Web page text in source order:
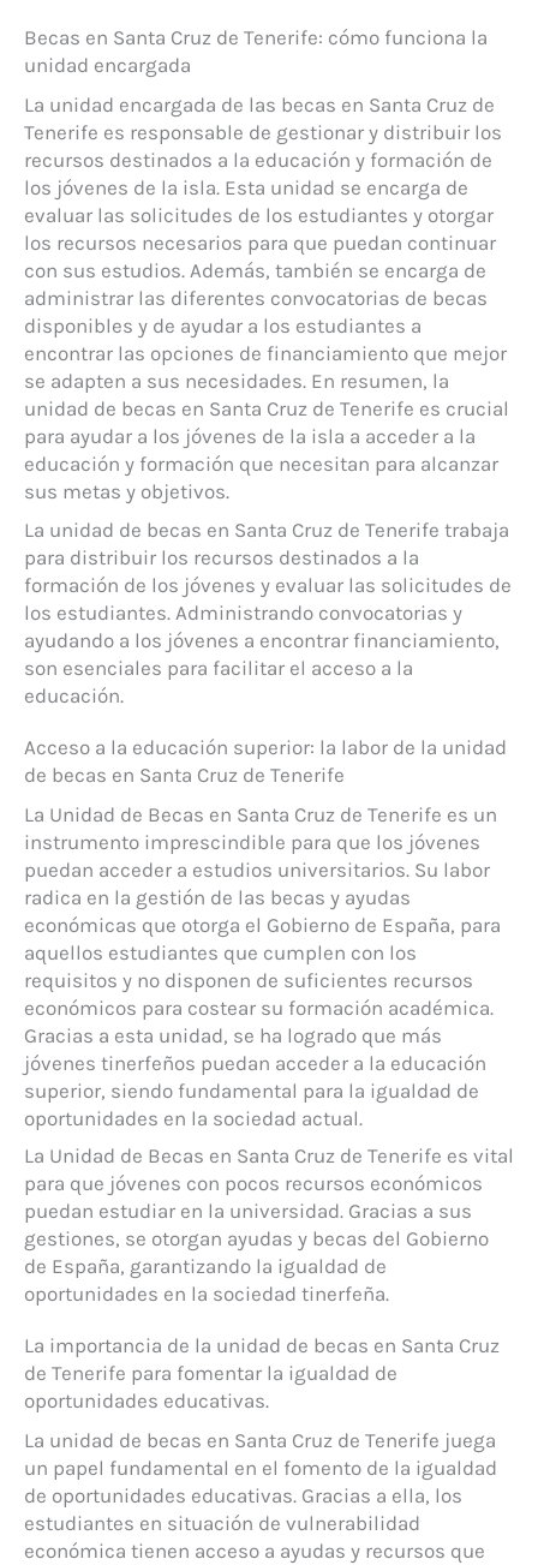
Becas en Santa Cruz de Tenerife: cómo funciona la
unidad encargada
La unidad encargada de las becas en Santa Cruz de
Tenerife es responsable de gestionar y distribuir los
recursos destinados a la educación y formación de
los jóvenes de la isla. Esta unidad se encarga de
evaluar las solicitudes de los estudiantes y otorgar
los recursos necesarios para que puedan continuar
con sus estudios. Además, también se encarga de
administrar las diferentes convocatorias de becas
disponibles y de ayudar a los estudiantes a
encontrar las opciones de financiamiento que mejor
se adapten a sus necesidades. En resumen, la
unidad de becas en Santa Cruz de Tenerife es crucial
para ayudar a los jóvenes de la isla a acceder a la
educación y formación que necesitan para alcanzar
sus metas y objetivos.
La unidad de becas en Santa Cruz de Tenerife trabaja
para distribuir los recursos destinados a la
formación de los jóvenes y evaluar las solicitudes de
los estudiantes. Administrando convocatorias y
ayudando a los jóvenes a encontrar financiamiento,
son esenciales para facilitar el acceso a la
educación.
Acceso a la educación superior: la labor de la unidad
de becas en Santa Cruz de Tenerife
La Unidad de Becas en Santa Cruz de Tenerife es un
instrumento imprescindible para que los jóvenes
puedan acceder a estudios universitarios. Su labor
radica en la gestión de las becas y ayudas
económicas que otorga el Gobierno de España, para
aquellos estudiantes que cumplen con los
requisitos y no disponen de suficientes recursos
económicos para costear su formación académica.
Gracias a esta unidad, se ha logrado que más
jóvenes tinerfeños puedan acceder a la educación
superior, siendo fundamental para la igualdad de
oportunidades en la sociedad actual.
La Unidad de Becas en Santa Cruz de Tenerife es vital
para que jóvenes con pocos recursos económicos
puedan estudiar en la universidad. Gracias a sus
gestiones, se otorgan ayudas y becas del Gobierno
de España, garantizando la igualdad de
oportunidades en la sociedad tinerfeña.
La importancia de la unidad de becas en Santa Cruz
de Tenerife para fomentar la igualdad de
oportunidades educativas.
La unidad de becas en Santa Cruz de Tenerife juega
un papel fundamental en el fomento de la igualdad
de oportunidades educativas. Gracias a ella, los
estudiantes en situación de vulnerabilidad
económica tienen acceso a ayudas y recursos que